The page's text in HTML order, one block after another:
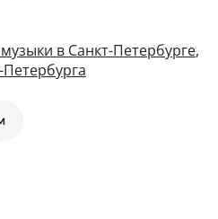
в Санкт-Петербурге,